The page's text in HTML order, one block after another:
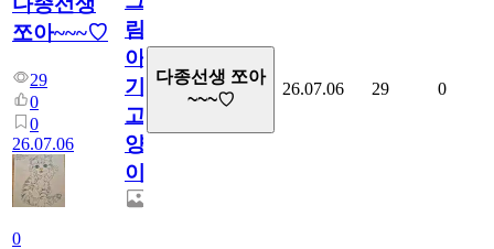
쪼아~~~♡
29
0
0
26.07.06
0
림...
아
기
고
양
이
다종선생 쪼아
~~~♡
26.07.06 29 0